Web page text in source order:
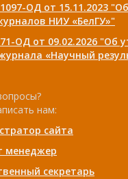
ОД от 15.11.2023
НИУ «БелГУ»"
ОД от 09.02.2026 "Об
«Научный
нам:
сайта
менеджер
cекретарь